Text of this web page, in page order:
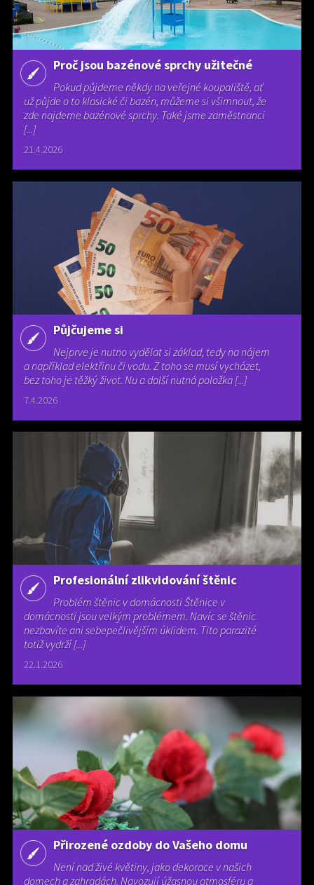
Proč jsou bazénové sprchy užitečné
Pokud půjdeme někdy na veřejné koupaliště, ať
už půjde o to klasické či bazén, můžeme si všimnout, že
zde najdeme bazénové sprchy. Také jsme zaměstnanci
[...]
21.4.2026
Půjčujeme si
Nejprve je nutno vydělat si základ, tedy na nájem
a například elektřinu či vodu. Z toho se musí vycházet,
bez toho je těžký život. Nu a další nutná položka [...]
7.4.2026
Profesionální zlikvidování štěnic
Problém štěnic v domácnosti Štěnice v
domácnosti jsou velkým problémem. Navíc se štěnic
nezbavíte ani sebepečlivějším úklidem. Tito parazité
totiž vydrží [...]
22.1.2026
Přirozené ozdoby do Vašeho domu
Není nad živé květiny, jako dekorace v našich
domech a zahradách. Navozují úžasnou atmosféru a